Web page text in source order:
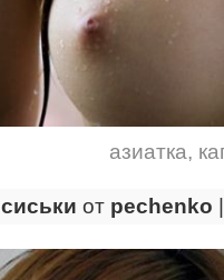
азиатка,
сиськи от pechenko